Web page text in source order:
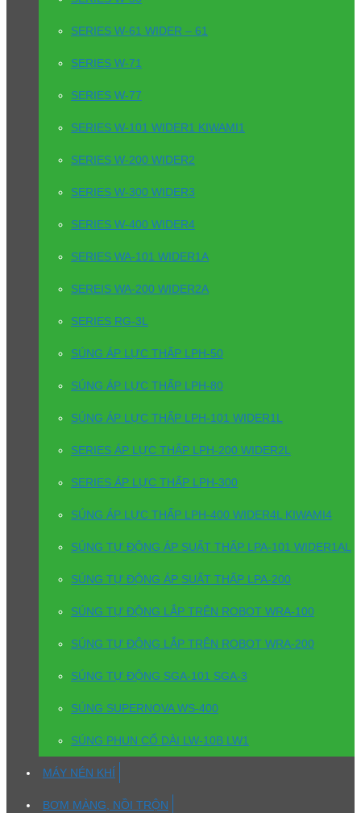
SERIES W-61 WIDER – 61
SERIES W-71
SERIES W-77
SERIES W-101 WIDER1 KIWAMI1
SERIES W-200 WIDER2
SERIES W-300 WIDER3
SERIES W-400 WIDER4
SERIES WA-101 WIDER1A
SEREIS WA-200 WIDER2A
SERIES RG-3L
SÚNG ÁP LỰC THẤP LPH-50
SÚNG ÁP LỰC THẤP LPH-80
SÚNG ÁP LỰC THẤP LPH-101 WIDER1L
SERIES ÁP LỰC THẤP LPH-200 WIDER2L
SERIES ÁP LỰC THẤP LPH-300
SÚNG ÁP LỰC THẤP LPH-400 WIDER4L KIWAMI4
SÚNG TỰ ĐỘNG ÁP SUẤT THẤP LPA-101 WIDER1AL
SÚNG TỰ ĐỘNG ÁP SUẤT THẤP LPA-200
SÚNG TỰ ĐỘNG LẮP TRÊN ROBOT WRA-100
SÚNG TỰ ĐỘNG LẮP TRÊN ROBOT WRA-200
SÚNG TỰ ĐỘNG SGA-101 SGA-3
SÚNG SUPERNOVA WS-400
SÚNG PHUN CỔ DÀI LW-10B LW1
MÁY NÉN KHÍ
BƠM MÀNG, NỒI TRỘN